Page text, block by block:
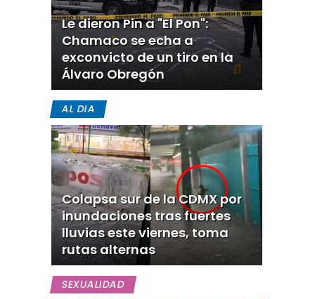
Le dieron Pin a "El Pon":
Chamaco se echa a
exconvicto de un tiro en la
Álvaro Obregón
AL DIA
Colapsa sur de la CDMX por
inundaciones tras fuertes
lluvias este viernes, toma
rutas alternas
SEXUALIDAD